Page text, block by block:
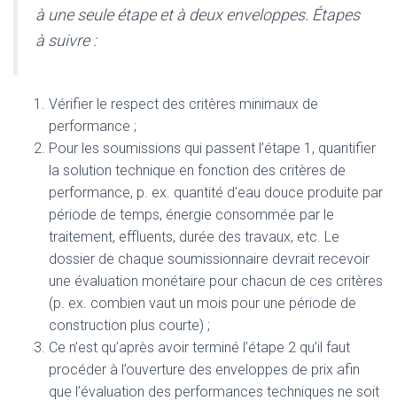
à une seule étape et à deux enveloppes. Étapes
à suivre :
Vérifier le respect des critères minimaux de
performance ;
Pour les soumissions qui passent l’étape 1, quantifier
la solution technique en fonction des critères de
performance, p. ex. quantité d’eau douce produite par
période de temps, énergie consommée par le
traitement, effluents, durée des travaux, etc. Le
dossier de chaque soumissionnaire devrait recevoir
une évaluation monétaire pour chacun de ces critères
(p. ex. combien vaut un mois pour une période de
construction plus courte) ;
Ce n’est qu’après avoir terminé l’étape 2 qu’il faut
procéder à l’ouverture des enveloppes de prix afin
que l’évaluation des performances techniques ne soit